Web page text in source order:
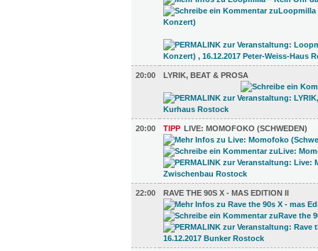
20:00 LYRIK, BEAT & PROSA
20:00 TIPP LIVE: MOMOFOKO (SCHWEDEN)
22:00 RAVE THE 90S X - MAS EDITION II